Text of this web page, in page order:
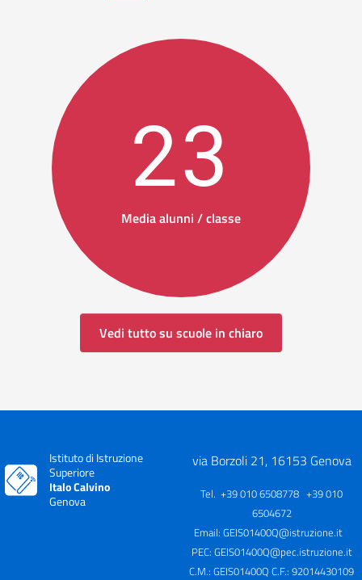
23
Media alunni / classe
Vedi tutto su scuole in chiaro
Istituto di Istruzione
Superiore
Italo Calvino
Genova
via Borzoli 21, 16153 Genova
Tel. +39 010 6508778 +39 010
6504672
Email: GEIS01400Q@istruzione.it
PEC: GEIS01400Q@pec.istruzione.it
C.M.: GEIS01400Q C.F.: 92014430109